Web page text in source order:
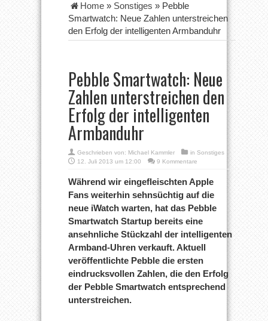
Home » Sonstiges » Pebble
Smartwatch: Neue Zahlen unterstreichen
den Erfolg der intelligenten Armbanduhr
Pebble Smartwatch: Neue
Zahlen unterstreichen den
Erfolg der intelligenten
Armbanduhr
Geschrieben von: Michael Kammler in Sonstiges
12. Juli 2013 um 12:00
9 Kommentare
Während wir eingefleischten Apple
Fans weiterhin sehnsüchtig auf die
neue iWatch warten, hat das Pebble
Smartwatch Startup bereits eine
ansehnliche Stückzahl der intelligenten
Armband-Uhren verkauft. Aktuell
veröffentlichte Pebble die ersten
eindrucksvollen Zahlen, die den Erfolg
der Pebble Smartwatch entsprechend
unterstreichen.